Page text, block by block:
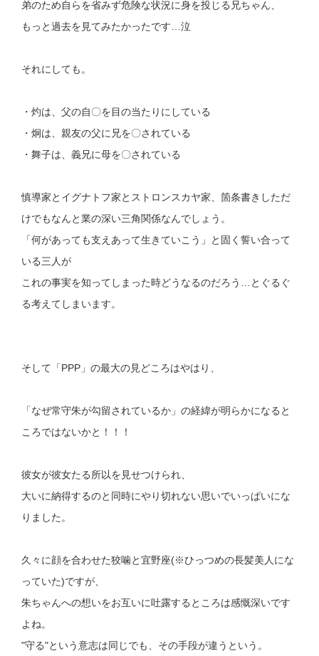
弟のため自らを省みず危険な状況に身を投じる兄ちゃん、
もっと過去を見てみたかったです…泣
それにしても。
・灼は、父の自〇を目の当たりにしている
・炯は、親友の父に兄を〇されている
・舞子は、義兄に母を〇されている
慎導家とイグナトフ家とストロンスカヤ家、箇条書きしただ
けでもなんと業の深い三角関係なんでしょう。
「何があっても支えあって生きていこう」と固く誓い合って
いる三人が
これの事実を知ってしまった時どうなるのだろう…とぐるぐ
る考えてしまいます。
そして「PPP」の最大の見どころはやはり、
「なぜ常守朱が勾留されているか」の経緯が明らかになると
ころではないかと！！！
彼女が彼女たる所以を見せつけられ、
大いに納得するのと同時にやり切れない思いでいっぱいにな
りました。
久々に顔を合わせた狡噛と宜野座(※ひっつめの長髪美人にな
っていた)ですが、
朱ちゃんへの想いをお互いに吐露するところは感慨深いです
よね。
"守る"という意志は同じでも、その手段が違うという。